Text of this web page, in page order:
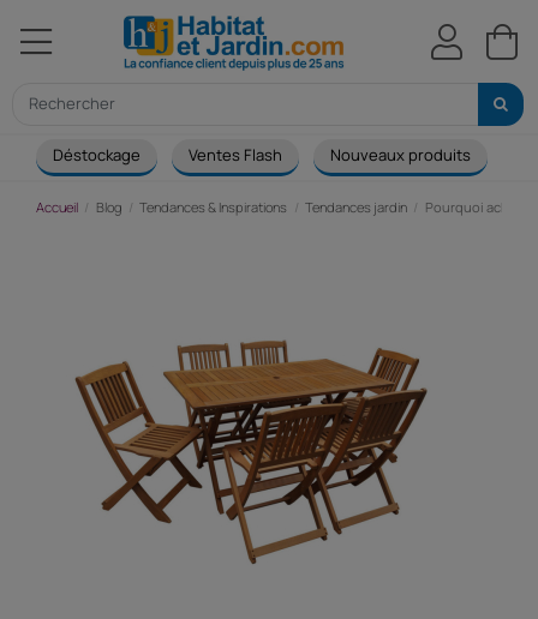
Déstockage Ventes Flash Nouveaux produits
Accueil Blog Tendances & Inspirations Tendances jardin Pourquoi